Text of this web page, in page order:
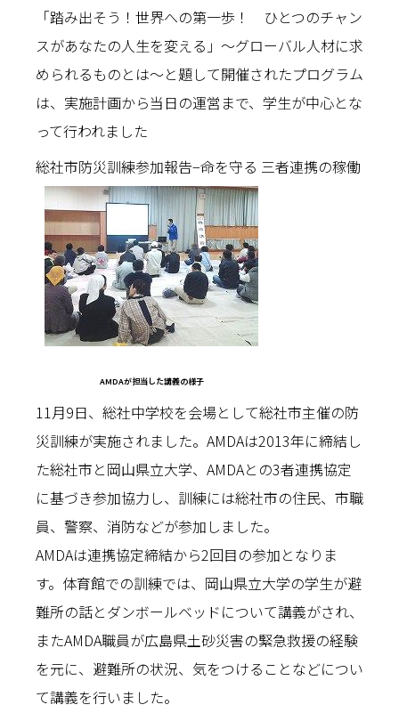
「踏み出そう！世界への第一歩！ ひとつのチャン
スがあなたの人生を変える」〜グローバル人材に求
められるものとは〜と題して開催されたプログラム
は、実施計画から当日の運営まで、学生が中心とな
って行われました
総社市防災訓練参加報告−命を守る 三者連携の稼働
AMDAが担当した講義の様子
11月9日、総社中学校を会場として総社市主催の防
災訓練が実施されました。AMDAは2013年に締結し
た総社市と岡山県立大学、AMDAとの3者連携協定
に基づき参加協力し、訓練には総社市の住民、市職
員、警察、消防などが参加しました。
AMDAは連携協定締結から2回目の参加となりま
す。体育館での訓練では、岡山県立大学の学生が避
難所の話とダンボールベッドについて講義がされ、
またAMDA職員が広島県土砂災害の緊急救援の経験
を元に、避難所の状況、気をつけることなどについ
て講義を行いました。